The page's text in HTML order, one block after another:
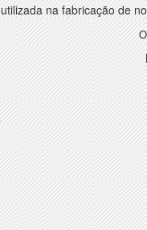
na fabricação de